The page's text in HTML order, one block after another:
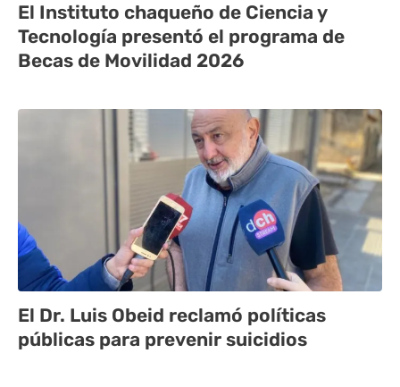
El Instituto chaqueño de Ciencia y
Tecnología presentó el programa de
Becas de Movilidad 2026
El Dr. Luis Obeid reclamó políticas
públicas para prevenir suicidios